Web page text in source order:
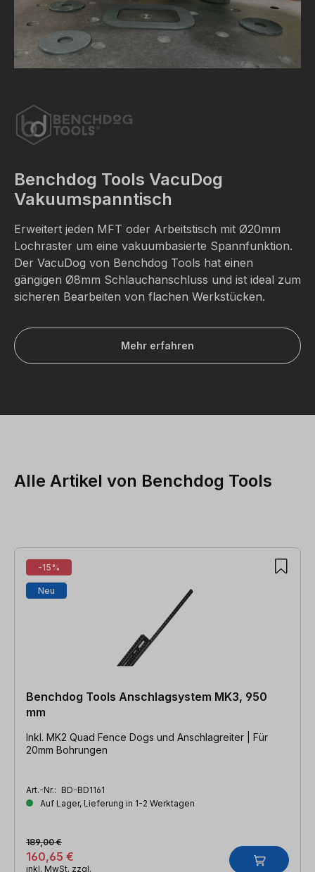
Benchdog Tools VacuDog
Vakuumspanntisch
Erweitert jeden MFT oder Arbeitstisch mit Ø20mm
Lochraster um eine vakuumbasierte Spannfunktion.
Der VacuDog von Benchdog Tools hat einen
gängigen Ø8mm Schlauchanschluss und ist ideal zum
sicheren Bearbeiten von flachen Werkstücken.
Mehr erfahren
Alle Artikel von Benchdog Tools
-15%
Neu
Benchdog Tools Anschlagsystem MK3, 950
mm
Inkl. MK2 Quad Fence Dogs und Anschlagreiter | Für
20mm Bohrungen
Art.-Nr.: BD-BD1161
Auf Lager, Lieferung in 1-2 Werktagen
160,65 €
189,00 €
inkl. MwSt. zzgl.